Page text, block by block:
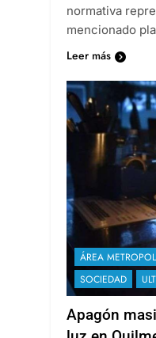
normativa
mencionado
Leer más
ÁREA
SOCIEDAD
Apagón